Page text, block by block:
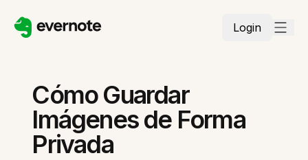
Login
Cómo Guardar
Imágenes de Forma
Privada